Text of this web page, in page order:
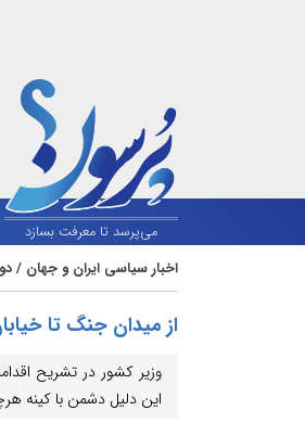
می‌پرسد تا معرفت بسازد
اخبار سیاسی ایران و جهان /
از میدان جنگ تا
این دلیل دشمن با کینه